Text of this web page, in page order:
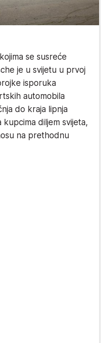
se susreće
je u svijetu u prvoj
isporuka
automobila
do kraja lipnja
diljem svijeta,
na prethodnu